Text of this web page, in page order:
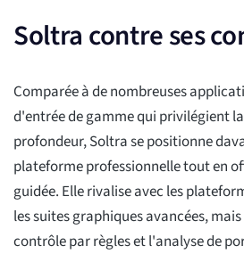
Soltra contre ses
Comparée à de nombreuses
d'entrée de gamme qui privilégient
profondeur, Soltra se positionne
plateforme professionnelle tout en
guidée. Elle rivalise avec les
les suites graphiques avancées,
contrôle par règles et l'analyse de